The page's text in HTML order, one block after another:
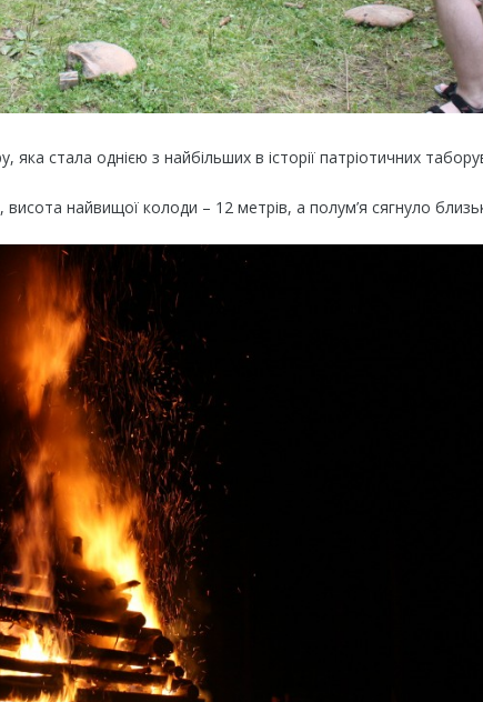
яка стала однією з найбільших в історії патріотичних
найвищої колоди – 12 метрів, а полум’я сягнуло